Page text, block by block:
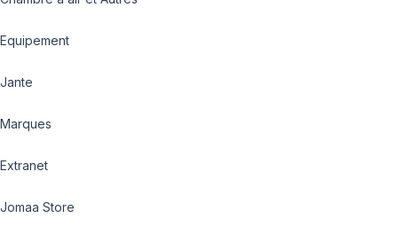
Equipement
Jante
Marques
Extranet
Jomaa Store